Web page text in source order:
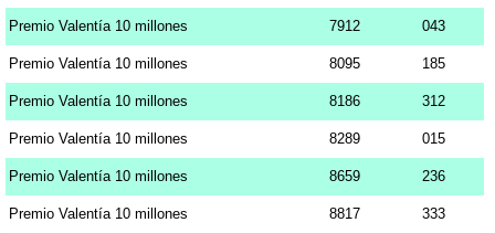
Premio Valentía 10 millones 7912 043
Premio Valentía 10 millones 8095 185
Premio Valentía 10 millones 8186 312
Premio Valentía 10 millones 8289 015
Premio Valentía 10 millones 8659 236
Premio Valentía 10 millones 8817 333